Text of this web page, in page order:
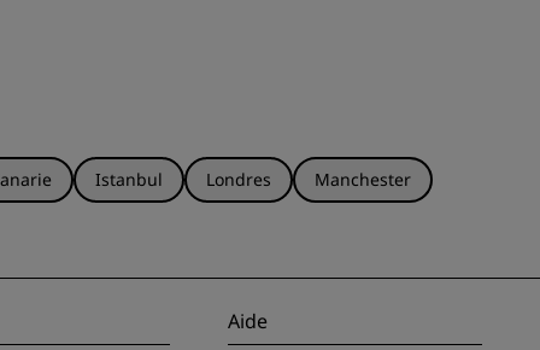
Istanbul Londres
Manchester
Aide